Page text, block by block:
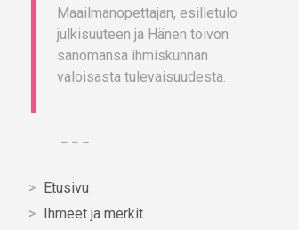
Etusivu
Ihmeet ja merkit
Maailmanopettajan, esilletulo
julkisuuteen ja Hänen toivon
sanomansa ihmiskunnan
valoisasta tulevaisuudesta.
– – –